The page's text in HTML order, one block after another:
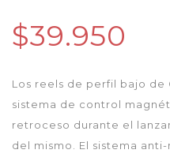
$39.950
Los reels de perfil bajo de
sistema de control
retroceso durante el
del mismo. El sistema